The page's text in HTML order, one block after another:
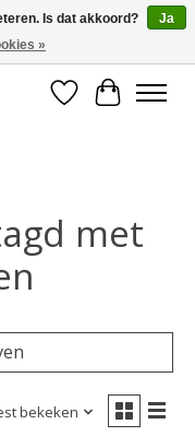
ons assortiment
Verlanglijst
met
bekeken
Is dat akkoord?
Ja
»